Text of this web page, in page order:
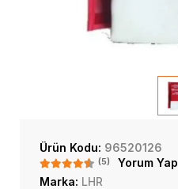
Ürün Kodu: 96520126
(5)
Yorum Yap
Marka: LHR